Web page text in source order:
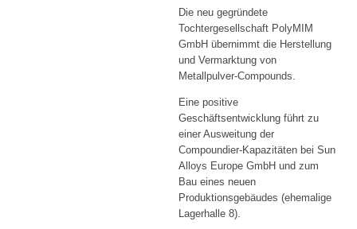
Die neu gegründete
Tochtergesellschaft PolyMIM
GmbH übernimmt die Herstellung
und Vermarktung von
Metallpulver-Compounds.
Eine positive
Geschäftsentwicklung führt zu
einer Ausweitung der
Compoundier-Kapazitäten bei Sun
Alloys Europe GmbH und zum
Bau eines neuen
Produktionsgebäudes (ehemalige
Lagerhalle 8).